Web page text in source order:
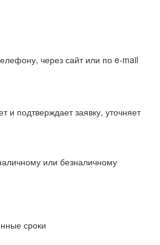
через сайт или по e-mail
и подтверждает заявку, уточняет
или безналичному
сроки